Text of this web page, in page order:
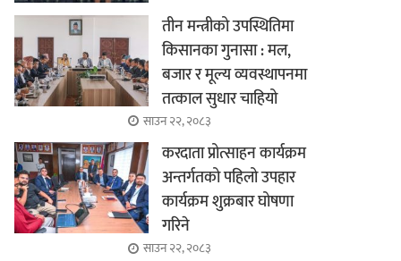
तीन मन्त्रीको उपस्थितिमा
किसानका गुनासा : मल,
बजार र मूल्य व्यवस्थापनमा
तत्काल सुधार चाहियो
साउन २२, २०८३
करदाता प्रोत्साहन कार्यक्रम
अन्तर्गतको पहिलो उपहार
कार्यक्रम शुक्रबार घोषणा
गरिने
साउन २२, २०८३